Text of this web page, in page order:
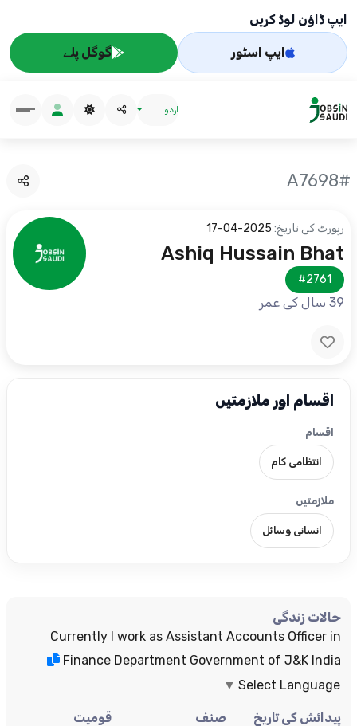
ایپ ڈاؤن لوڈ کریں
ایپ اسٹور گوگل پلے
اردو
#A7698
رپورٹ کی تاریخ: 2025-04-17
Ashiq Hussain Bhat
#2761
39 سال کی عمر
اقسام اور ملازمتیں
اقسام
انتظامی کام
ملازمتیں
انسانی وسائل
حالات زندگی
Currently I work as Assistant Accounts Officer in
Finance Department Government of J&K India
Select Language
▼
پیدائش کی تاریخ صنف قومیت